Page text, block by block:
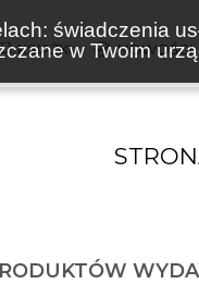
świadczenia
w Twoim
KSIĄŻKI NOWOŚCI